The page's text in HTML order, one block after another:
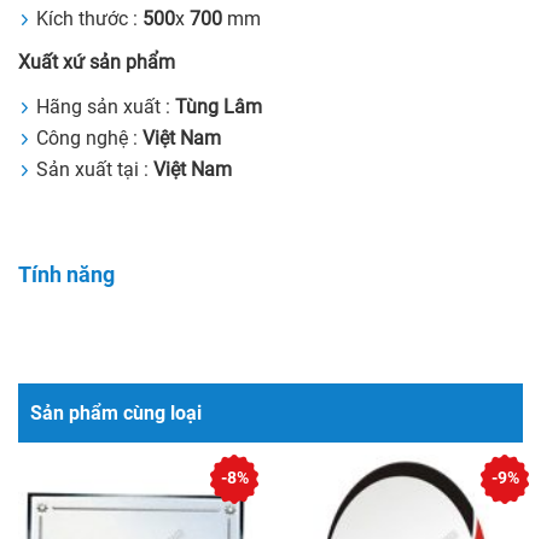
Kích thước : 500x 700 mm
Xuất xứ sản phẩm
Hãng sản xuất : Tùng Lâm
Công nghệ : Việt Nam
Sản xuất tại : Việt Nam
Tính năng
Sản phẩm cùng loại
-8% -9%